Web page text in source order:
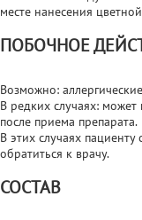
месте нанесения
ПОБОЧНОЕ
Возможно:
В редких случаях:
после приема препарата.
В этих случаях
обратиться к врачу.
СОСТАВ